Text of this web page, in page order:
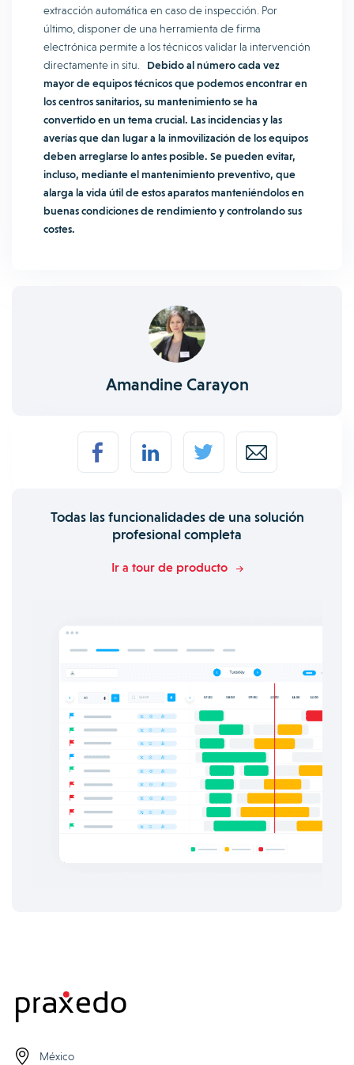
extracción automática en caso de inspección. Por
último, disponer de una herramienta de firma
electrónica permite a los técnicos validar la intervención
directamente in situ. Debido al número cada vez
mayor de equipos técnicos que podemos encontrar en
los centros sanitarios, su mantenimiento se ha
convertido en un tema crucial. Las incidencias y las
averías que dan lugar a la inmovilización de los equipos
deben arreglarse lo antes posible. Se pueden evitar,
incluso, mediante el mantenimiento preventivo, que
alarga la vida útil de estos aparatos manteniéndolos en
buenas condiciones de rendimiento y controlando sus
costes.
Amandine Carayon
Todas las funcionalidades de una solución
profesional completa
Ir a tour de producto
México